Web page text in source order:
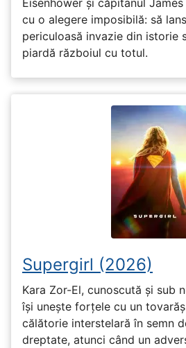
Eisenhower și căpitanul
cu o alegere imposibilă: să
periculoasă invazie din istorie
piardă războiul cu totul.
Supergirl (2026)
Kara Zor-El, cunoscută și sub
își unește forțele cu un
călătorie interstelară în semn
dreptate, atunci când un